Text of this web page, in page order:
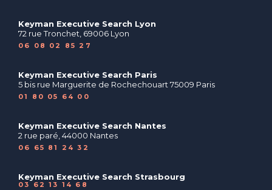
Keyman Executive Search Lyon
72 rue Tronchet, 69006 Lyon
06 08 02 85 27
Keyman Executive Search Paris
5 bis rue Marguerite de Rochechouart 75009 Paris
01 80 05 64 00
Keyman Executive Search Nantes
2 rue paré, 44000 Nantes
06 65 81 24 32
Keyman Executive Search Strasbourg
03 62 13 14 68